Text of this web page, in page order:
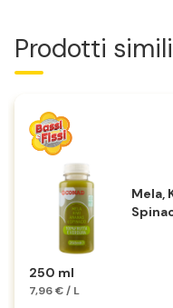
Prodotti
Mela,
250 ml
7,96 € / L